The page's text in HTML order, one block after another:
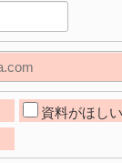
資料がほしい